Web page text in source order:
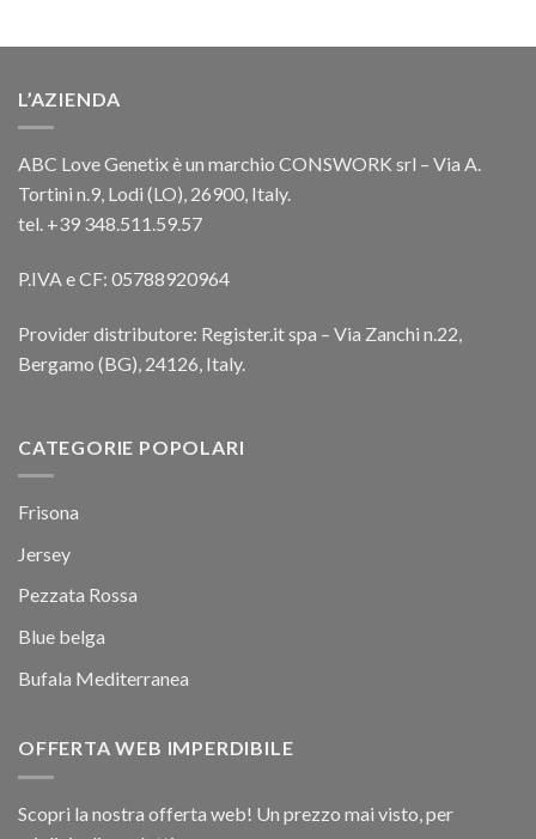
L’AZIENDA
ABC Love Genetix è un marchio CONSWORK srl – Via A.
Tortini n.9, Lodi (LO), 26900, Italy.
tel. +39 348.511.59.57
P.IVA e CF: 05788920964
Provider distributore: Register.it spa – Via Zanchi n.22,
Bergamo (BG), 24126, Italy.
CATEGORIE POPOLARI
Frisona
Jersey
Pezzata Rossa
Blue belga
Bufala Mediterranea
OFFERTA WEB IMPERDIBILE
Scopri la nostra offerta web! Un prezzo mai visto, per